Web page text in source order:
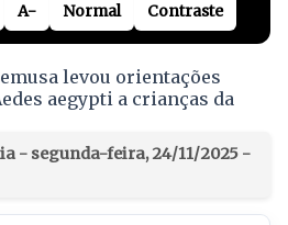
A- Normal Contraste
levou orientações
aegypti a crianças da
- segunda-feira, 24/11/2025 -